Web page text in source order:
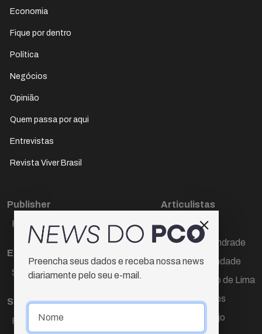
Economia
Fique por dentro
Política
Negócios
Opinião
Quem passa por aqui
Entrevistas
Revista Viver Brasil
Publisher
Paulo Cesar de Oliveira
Editora Chefe
Sueli Cotta
Sub-editora
Raquel Ayres
Articulistas
Décio Freire
Dr Marcos Andrade
Hamilton Trindade
Igor Carvalho de Lima
Mario Campos
Renata Araújo
Preencha seus dados e receba nossa news
diariamente pelo seu e-mail.